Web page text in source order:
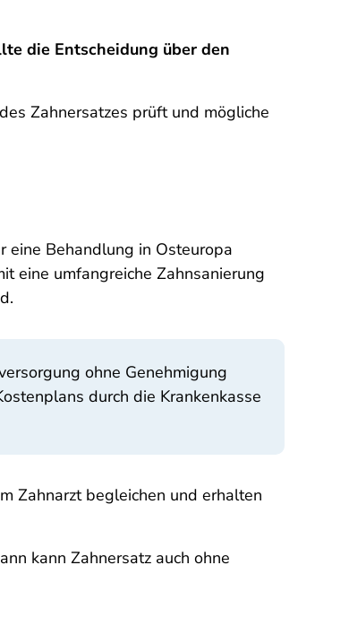
die Entscheidung über den
Zahnersatzes prüft und mögliche
eine Behandlung in Osteuropa
eine umfangreiche Zahnsanierung
ohne Genehmigung
durch die Krankenkasse
Zahnarzt begleichen und erhalten
kann Zahnersatz auch ohne